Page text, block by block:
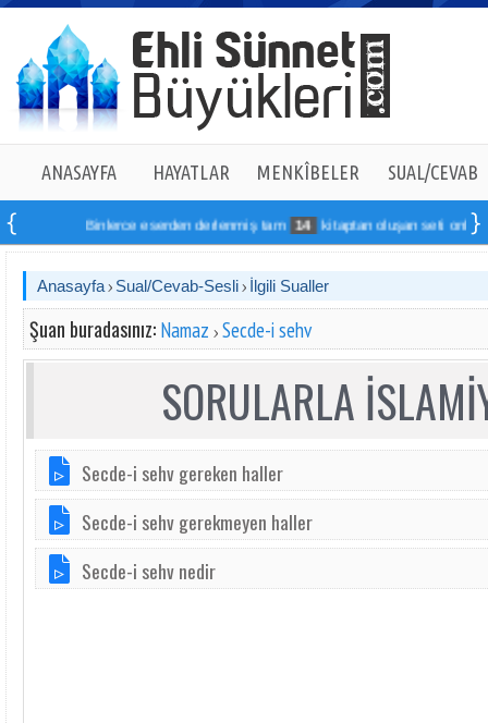
ANASAYFA HAYATLAR MENKÎBELER SUAL/CEVAB
Binlerce eserden derlenmiş tam 14 kitaptan oluşan seti online
Anasayfa Sual/Cevab-Sesli İlgili Sualler
Şuan buradasınız: Namaz Secde-i sehv
SORULARLA
Secde-i sehv gereken haller
Secde-i sehv gerekmeyen haller
Secde-i sehv nedir